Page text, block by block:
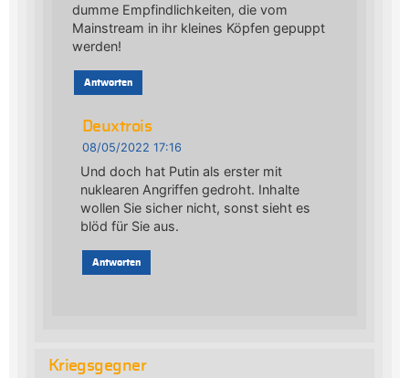
dumme Empfindlichkeiten, die vom
Mainstream in ihr kleines Köpfen gepuppt
werden!
Antworten
Deuxtrois
08/05/2022 17:16
Und doch hat Putin als erster mit
nuklearen Angriffen gedroht. Inhalte
wollen Sie sicher nicht, sonst sieht es
blöd für Sie aus.
Antworten
Kriegsgegner